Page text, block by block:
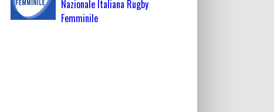
Nazionale Italiana Rugby
Femminile